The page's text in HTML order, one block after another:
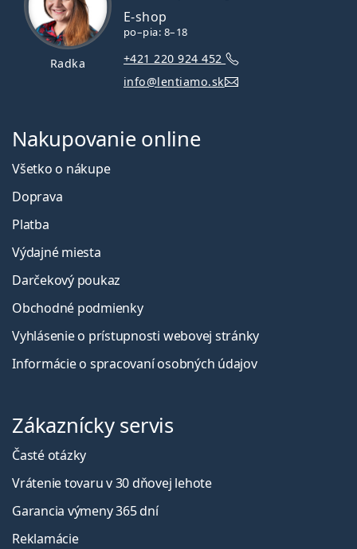
Radka
E-shop
po–pia: 8–18
+421 220 924 452
info@lentiamo.sk
Nakupovanie online
Všetko o nákupe
Doprava
Platba
Výdajné miesta
Darčekový poukaz
Obchodné podmienky
Vyhlásenie o prístupnosti webovej stránky
Informácie o spracovaní osobných údajov
Zákaznícky servis
Časté otázky
Vrátenie tovaru v 30 dňovej lehote
Garancia výmeny 365 dní
Reklamácie